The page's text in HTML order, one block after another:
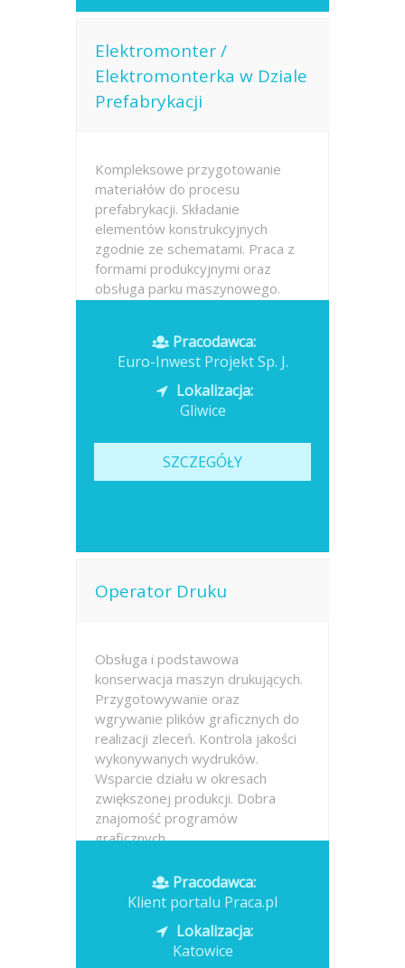
Elektromonter /
Elektromonterka w Dziale
Prefabrykacji
Kompleksowe przygotowanie
materiałów do procesu
prefabrykacji. Składanie
elementów konstrukcyjnych
zgodnie ze schematami. Praca z
formami produkcyjnymi oraz
obsługa parku maszynowego.
codziennej pracy....
Opublikowano: 2026-07-13
Pracodawca:
Euro-Inwest Projekt Sp. J.
Lokalizacja:
Gliwice
SZCZEGÓŁY
Operator Druku
Obsługa i podstawowa
konserwacja maszyn drukujących.
Przygotowywanie oraz
wgrywanie plików graficznych do
realizacji zleceń. Kontrola jakości
wykonywanych wydruków.
Wsparcie działu w okresach
zwiększonej produkcji. Dobra
znajomość programów
graficznych....
Opublikowano: 2026-07-13
Pracodawca:
Klient portalu Praca.pl
Lokalizacja:
Katowice